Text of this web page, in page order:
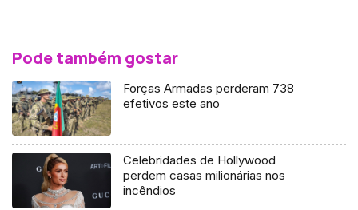
Pode também gostar
Forças Armadas perderam 738
efetivos este ano
Celebridades de Hollywood
perdem casas milionárias nos
incêndios